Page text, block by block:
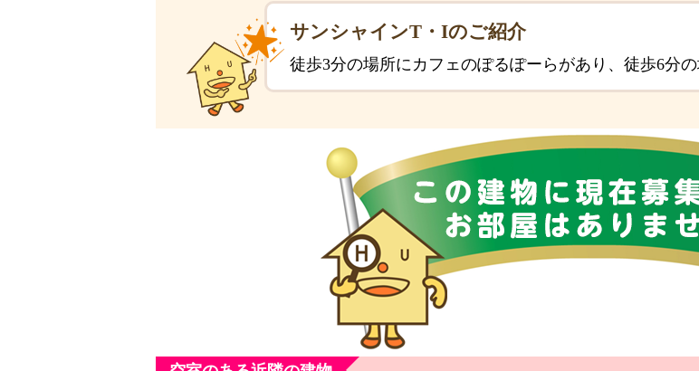
サンシャインT・Iのご紹介
徒歩3分の場所にカフェのぽるぽーらがあり、徒歩6分